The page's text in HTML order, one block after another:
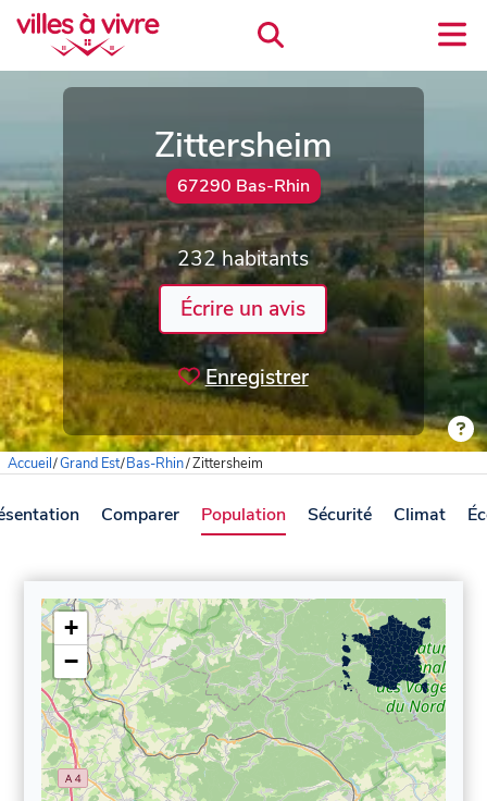
Zittersheim
67290 Bas-Rhin
232 habitants
Écrire un avis
Enregistrer
Accueil/Grand Est/Bas-Rhin/Zittersheim
Comparer Population Sécurité Climat
+
−